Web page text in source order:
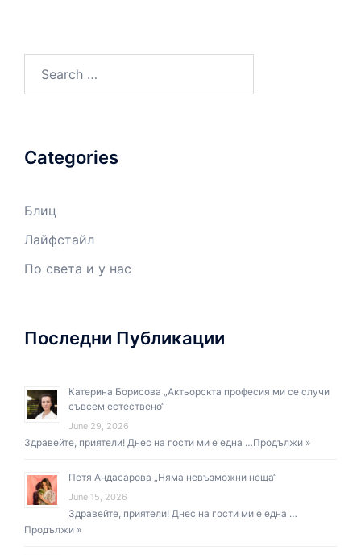
Categories
Блиц
Лайфстайл
По света и у нас
Последни Публикации
Катерина Борисова „Актьорскта професия ми се случи
съвсем естествено“
June 29, 2026
Здравейте, приятели! Днес на гости ми е една …Продължи »
Петя Андасарова „Няма невъзможни неща“
June 15, 2026
Здравейте, приятели! Днес на гости ми е една …
Продължи »